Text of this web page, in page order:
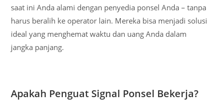
saat ini Anda alami dengan penyedia ponsel Anda – tanpa
harus beralih ke operator lain. Mereka bisa menjadi solusi
ideal yang menghemat waktu dan uang Anda dalam
jangka panjang.
Apakah Penguat Signal Ponsel Bekerja?